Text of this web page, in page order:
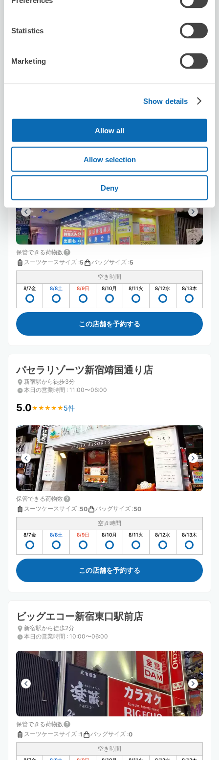
Statistics
Marketing
Show details
Allow all
Allow selection
Deny
8/13木
カラオケ激安セブン新宿コマ通り店
5.0★★★★★
★★★★★5件
👍🏻👍🏻👍🏻👍🏻👍🏻👍🏻👍🏻👍🏻👍🏻👍🏻👍🏻👍🏻
保管できる荷物数
スーツケースサイズ :5 バッグサイズ :5
空き時間
8/7金 8/8土 8/9日 8/10月 8/11火 8/12水 8/13木
この店舗を予約する
パセラリゾーツ新宿靖国通り店
新宿駅から徒歩3分
本日の営業時間 : 11:00〜06:00
5.0★ ★ ★ ★ ★
★ ★ ★ ★ ★ 5件
保管できる荷物数
スーツケースサイズ :50 バッグサイズ :50
空き時間
8/7金 8/8土 8/9日 8/10月 8/11火 8/12水 8/13木
この店舗を予約する
ビッグエコー新宿東口駅前店
新宿駅から徒歩2分
本日の営業時間 : 10:00〜06:00
保管できる荷物数
スーツケースサイズ :1 バッグサイズ :0
空き時間